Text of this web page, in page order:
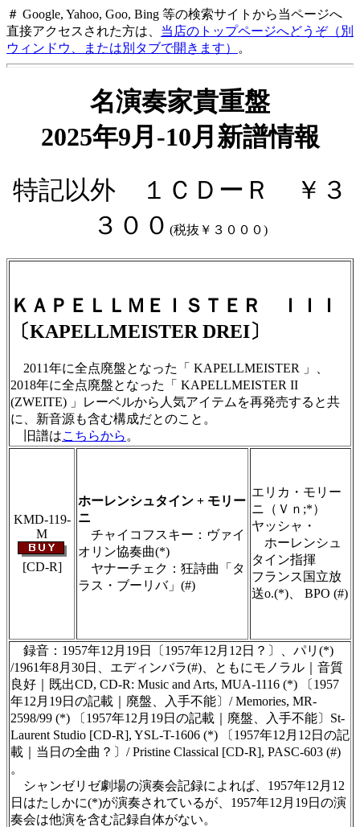
＃ Google, Yahoo, Goo, Bing 等の検索サイトから当ページへ
直接アクセスされた方は、 当店のトップページへどうぞ（別
ウィンドウ、または別タブで開きます）
。
名演奏家貴重盤
2025年9月-10月新譜情報
特記以外 １ＣＤーＲ ￥３
３００ (税抜￥３０００)
ＫＡＰＥＬＬＭＥＩＳＴＥＲ ＩＩＩ
〔KAPELLMEISTER DREI〕
2011年に全点廃盤となった「 KAPELLMEISTER 」、
2018年に全点廃盤となった「 KAPELLMEISTER II
(ZWEITE) 」レーベルから人気アイテムを再発売すると共
に、新音源も含む構成だとのこと。
旧譜はこちらから 。
KMD-119-
M
[CD-R]
ホーレンシュタイン + モリー
ニ
チャイコフスキー：ヴァイ
オリン協奏曲(*)
ヤナーチェク：狂詩曲「タ
ラス・ブーリバ」(#)
エリカ・モリー
ニ（Ｖｎ;*）
ヤッシャ・
ホーレンシュ
タイン指揮
フランス国立放
送o.(*)、 BPO (#)
録音：1957年12月19日〔1957年12月12日？〕、パリ(*)
/1961年8月30日、エディンバラ(#)、ともにモノラル｜音質
良好｜既出CD, CD-R: Music and Arts, MUA-1116 (*) 〔1957
年12月19日の記載｜廃盤、入手不能〕/ Memories, MR-
2598/99 (*) 〔1957年12月19日の記載｜廃盤、入手不能〕St-
Laurent Studio [CD-R], YSL-T-1606 (*) 〔1957年12月12日の記
載｜当日の全曲？〕/ Pristine Classical [CD-R], PASC-603 (#)
。
シャンゼリゼ劇場の演奏会記録によれば、1957年12月12
日はたしかに(*)が演奏されているが、1957年12月19日の演
奏会は他演を含む記録自体がない。